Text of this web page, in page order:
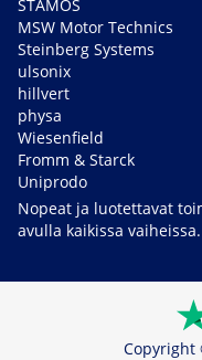
STAMOS
MSW Motor Technics
Steinberg Systems
ulsonix
hillvert
physa
Wiesenfield
Fromm & Starck
Uniprodo
Nopeat ja luotettavat
avulla kaikissa vaiheissa.
Copyright